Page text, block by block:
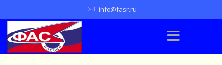
info@fasr.ru